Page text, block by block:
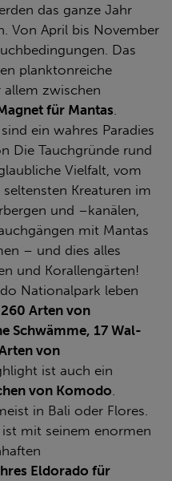
das ganze Jahr
Von April bis November
Das
planktonreiche
allem zwischen
für Mantas
sind ein wahres Paradies
Die Tauchgründe rund
Vielfalt, vom
Kreaturen im
und –kanälen,
mit Mantas
– und dies alles
und Korallengärten!
Nationalpark leben
Arten von
Schwämme, 17 Wal-
von
ist auch ein
von Komodo
in Bali oder Flores.
ist mit seinem enormen
Eldorado für